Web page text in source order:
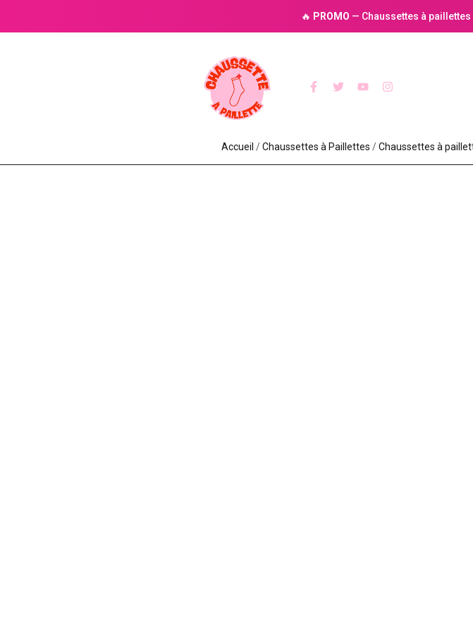
🔥 PROMO — Chaussettes à paillettes
Accueil /Chaussettes à Paillette​s /Chaussettes à